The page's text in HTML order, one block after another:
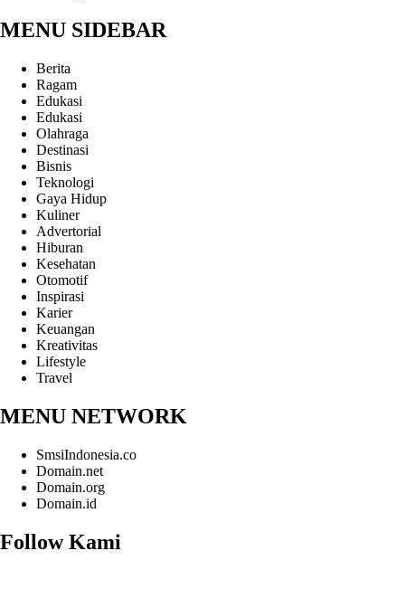
MENU SIDEBAR
Berita
Ragam
Edukasi
Edukasi
Olahraga
Destinasi
Bisnis
Teknologi
Gaya Hidup
Kuliner
Advertorial
Hiburan
Kesehatan
Otomotif
Inspirasi
Karier
Keuangan
Kreativitas
Lifestyle
Travel
MENU NETWORK
SmsiIndonesia.co
Domain.net
Domain.org
Domain.id
Follow Kami